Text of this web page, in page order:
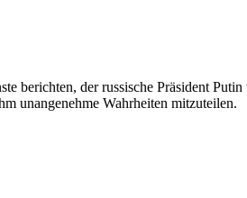
berichten, der russische Präsident
unangenehme Wahrheiten mitzuteilen.